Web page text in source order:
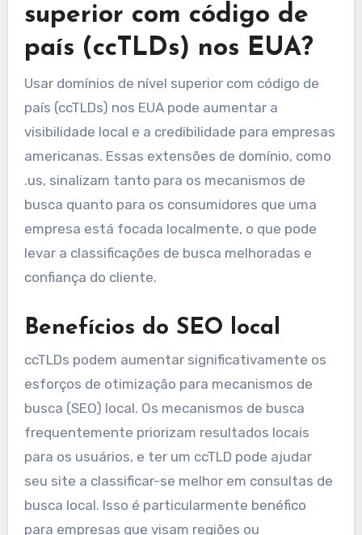
superior com código de
país (ccTLDs) nos EUA?
Usar domínios de nível superior com código de
país (ccTLDs) nos EUA pode aumentar a
visibilidade local e a credibilidade para empresas
americanas. Essas extensões de domínio, como
.us, sinalizam tanto para os mecanismos de
busca quanto para os consumidores que uma
empresa está focada localmente, o que pode
levar a classificações de busca melhoradas e
confiança do cliente.
Benefícios do SEO local
ccTLDs podem aumentar significativamente os
esforços de otimização para mecanismos de
busca (SEO) local. Os mecanismos de busca
frequentemente priorizam resultados locais
para os usuários, e ter um ccTLD pode ajudar
seu site a classificar-se melhor em consultas de
busca local. Isso é particularmente benéfico
para empresas que visam regiões ou